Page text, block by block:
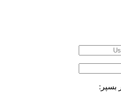
بسپر: